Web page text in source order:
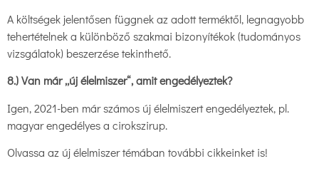
A költségek jelentősen függnek az adott terméktől, legnagyobb
tehertételnek a különböző szakmai bizonyítékok (tudományos
vizsgálatok) beszerzése tekinthető.
8.) Van már „új élelmiszer“, amit engedélyeztek?
Igen, 2021-ben már számos új élelmiszert engedélyeztek, pl.
magyar engedélyes a cirokszirup.
Olvassa az új élelmiszer témában további cikkeinket is!